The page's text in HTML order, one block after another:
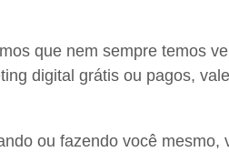
que nem sempre temos
digital grátis ou pagos,
ou fazendo você